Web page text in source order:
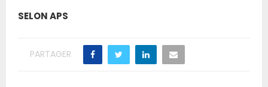
SELON APS
PARTAGER